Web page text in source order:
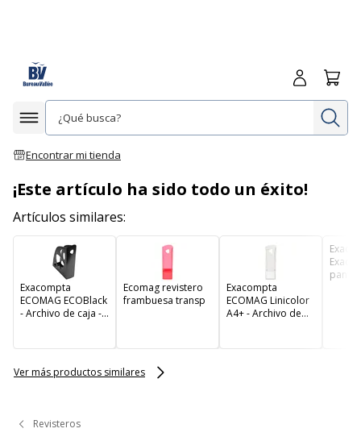
Afficher la navigation
Encontrar mi tienda
Iniciar
¡Este artículo ha sido todo un éxito!
Artículos similares:
Exacompta
ECOMAG ECOBlack
- Archivo de caja -
248 mm - negro
Ecomag revistero
frambuesa transp
Exacompta
ECOMAG Linicolor
A4+ - Archivo de
transparente
Ver más productos similares
Revisteros